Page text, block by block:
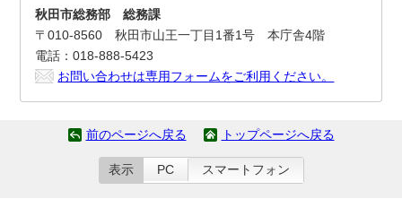
秋田市総務部 総務課
〒010-8560 秋田市山王一丁目1番1号 本庁舎4階
電話：018-888-5423
お問い合わせは専用フォームをご利用ください。
前のページへ戻る トップページへ戻る
表示 PC スマートフォン